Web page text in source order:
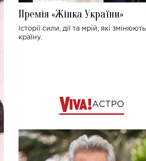
Премія «Жінка України»
Історії сили, дії та мрій, які змінюють
країну.
АСТРО